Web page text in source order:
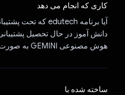
کاری که انجام می دهد
دانش آموز در حال تحصیل
هوش مصنوعی GEMINI به صورت آنلاین بخواند و سؤال بپرسد.
ساخته شده با